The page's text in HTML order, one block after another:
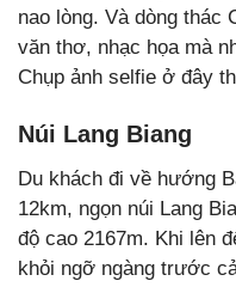
nao lòng. Và dòng thác
văn thơ, nhạc họa mà
Chụp ảnh selfie ở đây
Núi Lang Biang
Du khách đi về hướng
12km, ngọn núi Lang
độ cao 2167m. Khi lên
khỏi ngỡ ngàng trước